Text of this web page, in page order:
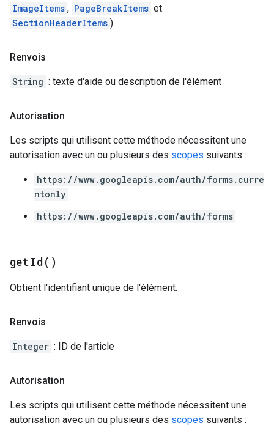
ImageItems , PageBreakItems et
SectionHeaderItems ).
Renvois
String : texte d'aide ou description de l'élément
Autorisation
Les scripts qui utilisent cette méthode nécessitent une
autorisation avec un ou plusieurs des scopes suivants :
https://www.googleapis.com/auth/forms.curre
ntonly
https://www.googleapis.com/auth/forms
getId( )
Obtient l'identifiant unique de l'élément.
Renvois
Integer : ID de l'article
Autorisation
Les scripts qui utilisent cette méthode nécessitent une
autorisation avec un ou plusieurs des scopes suivants :